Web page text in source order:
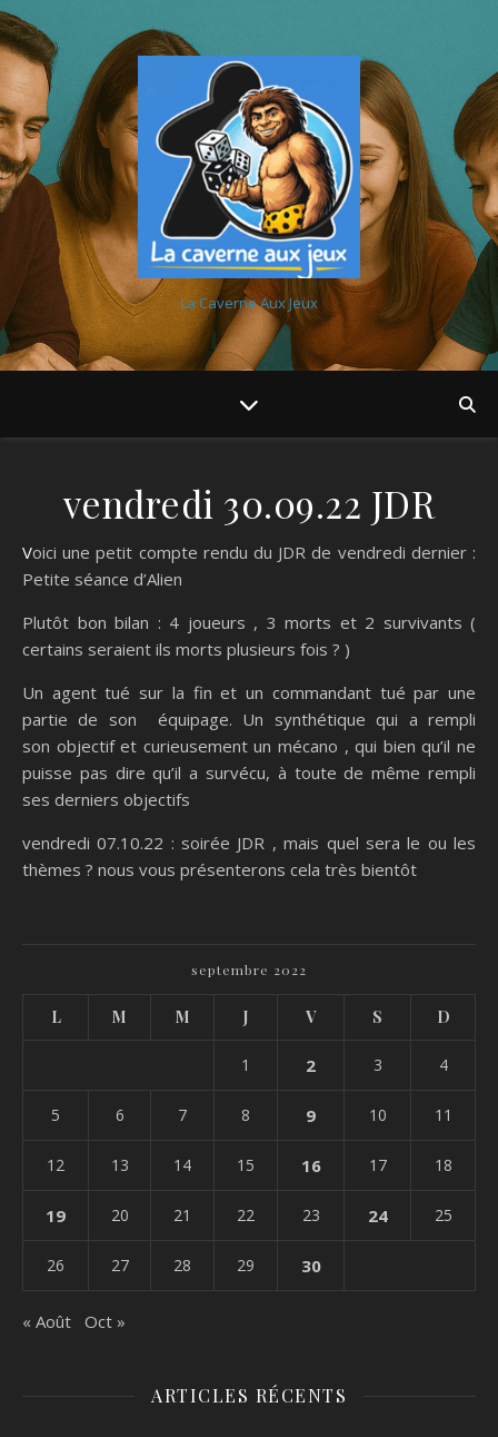
La Caverne Aux Jeux
vendredi 30.09.22 JDR
Voici une petit compte rendu du JDR de vendredi dernier :
Petite séance d’Alien
Plutôt bon bilan : 4 joueurs , 3 morts et 2 survivants (
certains seraient ils morts plusieurs fois ? )
Un agent tué sur la fin et un commandant tué par une
partie de son équipage. Un synthétique qui a rempli
son objectif et curieusement un mécano , qui bien qu’il ne
puisse pas dire qu’il a survécu, à toute de même rempli
ses derniers objectifs
vendredi 07.10.22 : soirée JDR , mais quel sera le ou les
thèmes ? nous vous présenterons cela très bientôt
septembre 2022
L M M J V S D
1 2 3 4
5 6 7 8 9 10 11
12 13 14 15 16 17 18
19 20 21 22 23 24 25
26 27 28 29 30
« Août Oct »
ARTICLES RÉCENTS